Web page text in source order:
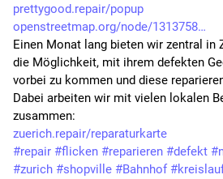
prettygood.repair/popup
openstreetmap.org/node/1313758
Einen Monat lang bieten wir zentral in
die Möglichkeit, mit ihrem defekten
vorbei zu kommen und diese
Dabei arbeiten wir mit vielen lokalen
zusammen:
zuerich.repair/reparaturkarte
#repair #flicken #reparieren #defekt #
#zurich #shopville #Bahnhof #